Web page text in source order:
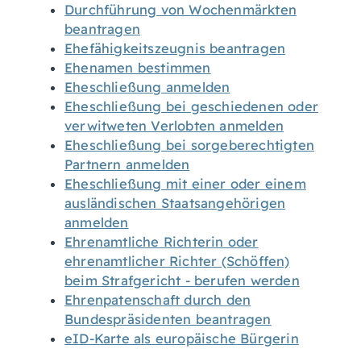
Durchführung von Wochenmärkten
beantragen
Ehefähigkeitszeugnis beantragen
Ehenamen bestimmen
Eheschließung anmelden
Eheschließung bei geschiedenen oder
verwitweten Verlobten anmelden
Eheschließung bei sorgeberechtigten
Partnern anmelden
Eheschließung mit einer oder einem
ausländischen Staatsangehörigen
anmelden
Ehrenamtliche Richterin oder
ehrenamtlicher Richter (Schöffen)
beim Strafgericht - berufen werden
Ehrenpatenschaft durch den
Bundespräsidenten beantragen
eID-Karte als europäische Bürgerin